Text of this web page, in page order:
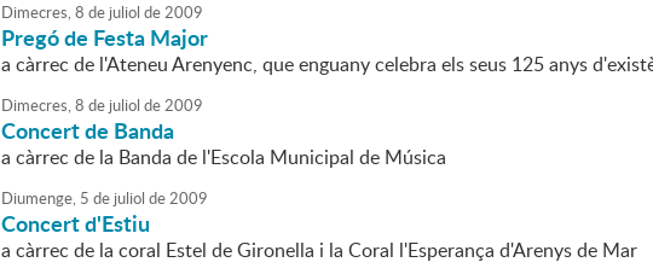
Dimecres,8 de juliol de2009
Pregó de Festa Major
a càrrec de l'Ateneu Arenyenc, que enguany celebra els seus 125 anys
Dimecres,8 de juliol de2009
Concert de Banda
a càrrec de la Banda de l'Escola Municipal de Música
Diumenge, 5 de juliol de2009
Concert d'Estiu
a càrrec de la coral Estel de Gironella i la Coral l'Esperança d'Arenys de Mar